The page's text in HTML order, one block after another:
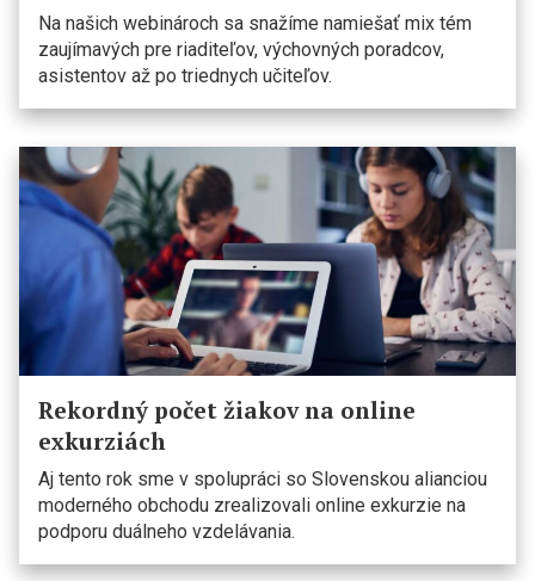
Na našich webinároch sa snažíme namiešať mix tém
zaujímavých pre riaditeľov, výchovných poradcov,
asistentov až po triednych učiteľov.
Rekordný počet žiakov na online
exkurziách
Aj tento rok sme v spolupráci so Slovenskou alianciou
moderného obchodu zrealizovali online exkurzie na
podporu duálneho vzdelávania.